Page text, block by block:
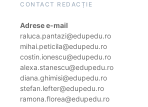
CONTACT REDACȚIE
Adrese e-mail
raluca.pantazi@edupedu.ro
mihai.peticila@edupedu.ro
costin.ionescu@edupedu.ro
alexa.stanescu@edupedu.ro
diana.ghimisi@edupedu.ro
stefan.lefter@edupedu.ro
ramona.florea@edupedu.ro